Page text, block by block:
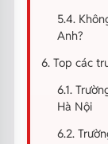
5.4.
Anh?
6. Top các
6.1.
Hà Nội
6.2.